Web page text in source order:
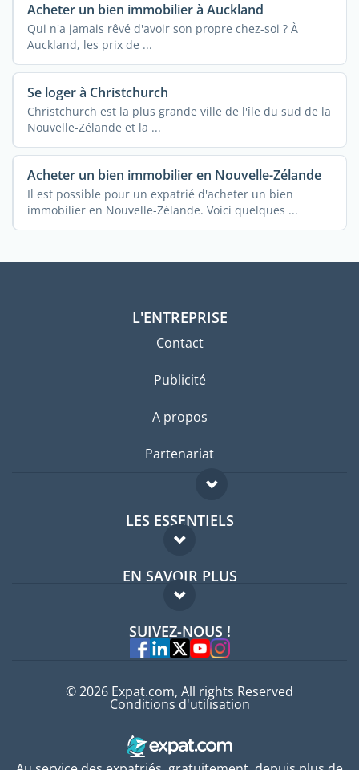
Acheter un bien immobilier à Auckland
Qui n'a jamais rêvé d'avoir son propre chez-soi ? À
Auckland, les prix de ...
Se loger à Christchurch
Christchurch est la plus grande ville de l'île du sud de la
Nouvelle-Zélande et la ...
Acheter un bien immobilier en Nouvelle-Zélande
Il est possible pour un expatrié d'acheter un bien
immobilier en Nouvelle-Zélande. Voici quelques ...
L'ENTREPRISE
Contact
Publicité
A propos
Partenariat
LES ESSENTIELS
Forum expatriés
Guides pays
EN SAVOIR PLUS
FAQ
Experts
SUIVEZ-NOUS !
© 2026 Expat.com, All rights Reserved
Conditions d'utilisation